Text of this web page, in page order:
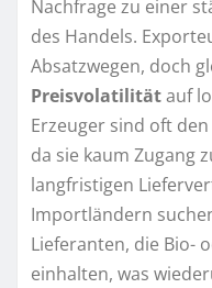
Nachfrage zu einer
des Handels.
Absatzwegen, doch
Preisvolatilitätauf
Erzeuger sind oft
da sie kaum Zugang
langfristigen
Importländern
Lieferanten, die Bio-
einhalten, was